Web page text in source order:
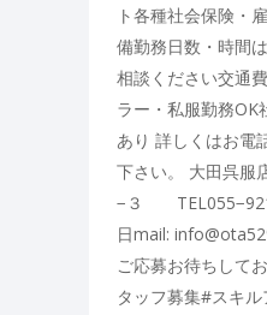
ト各種社会保険・
備勤務日数・時間
相談ください交通
ラー・私服勤務OK
あり 詳しくはお電
下さい。 大田呉服
−３
日mail:
ご応募お待ちして
タッフ募集#スキ